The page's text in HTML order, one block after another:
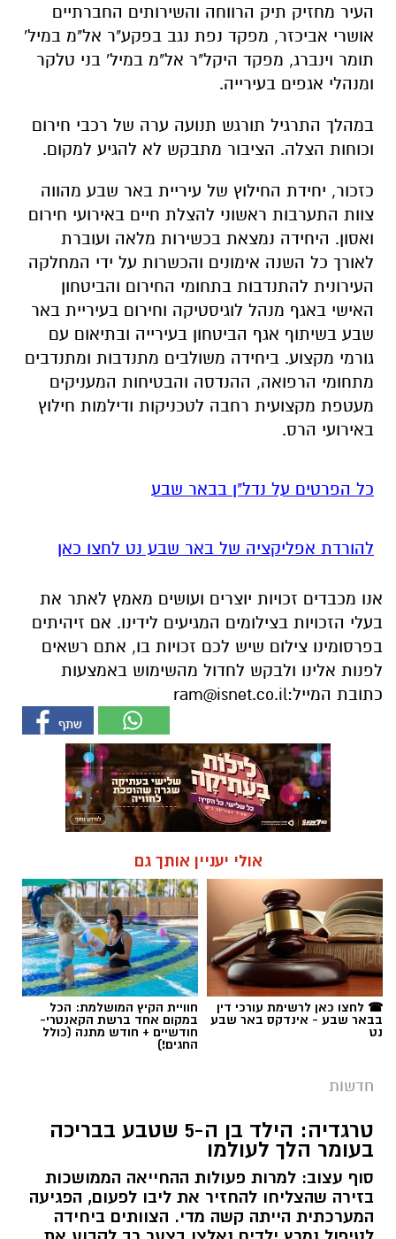
העיר מחזיק תיק הרווחה והשירותים החברתיים
אושרי אביכזר, מפקד נפת נגב בפקע"ר אל"מ במיל'
תומר וינברג, מפקד היקל"ר אל"מ במיל' בני טלקר
ומנהלי אגפים בעירייה.
במהלך התרגיל תורגש תנועה ערה של רכבי חירום
וכוחות הצלה. הציבור מתבקש לא להגיע למקום.
כזכור, יחידת החילוץ של עיריית באר שבע מהווה
צוות התערבות ראשוני להצלת חיים באירועי חירום
ואסון. היחידה נמצאת בכשירות מלאה ועוברת
לאורך כל השנה אימונים והכשרות על ידי המחלקה
העירונית להתנדבות בתחומי החירום והביטחון
האישי באגף מנהל לוגיסטיקה וחירום בעיריית באר
שבע בשיתוף אגף הביטחון בעירייה ובתיאום עם
גורמי מקצוע. ביחידה משולבים מתנדבות ומתנדבים
מתחומי הרפואה, ההנדסה והבטיחות המעניקים
מעטפת מקצועית רחבה לטכניקות ודילמות חילוץ
באירועי הרס.
כל הפרטים על נדל"ן בבאר שבע
להורדת אפליקציה של באר שבע נט לחצו כאן
אנו מכבדים זכויות יוצרים ועושים מאמץ לאתר את
בעלי הזכויות בצילומים המגיעים לידינו. אם זיהיתים
בפרסומינו צילום שיש לכם זכויות בו, אתם רשאים
לפנות אלינו ולבקש לחדול מהשימוש באמצעות
כתובת המייל:ram@isnet.co.il
אולי יעניין אותך גם
☎ לחצו כאן לרשימת עורכי דין
בבאר שבע - אינדקס באר שבע
נט
חוויית הקיץ המושלמת: הכל
במקום אחד ברשת הקאנטרי-
חודשיים + חודש מתנה (כולל
החגים!)
חדשות
טרגדיה: הילד בן ה-5 שטבע בבריכה
בעומר הלך לעולמו
סוף עצוב: למרות פעולות ההחייאה הממושכות
בזירה שהצליחו להחזיר את ליבו לפעום, הפגיעה
המערכתית הייתה קשה מדי. הצוותים ביחידה